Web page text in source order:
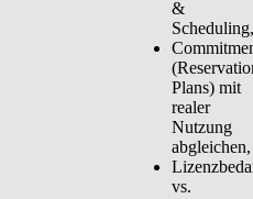
&
Scheduling,
Plans) mit
realer
Nutzung
abgleichen,
vs.